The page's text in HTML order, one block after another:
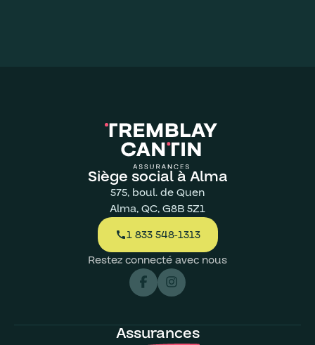
Siège social à Alma
575, boul. de Quen
Alma, QC, G8B 5Z1
call1 833 548-1313
Restez connecté avec nous
Assurances